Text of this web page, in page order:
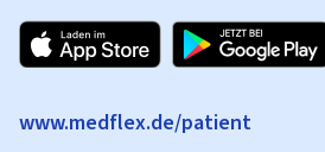
www.medflex.de/patient